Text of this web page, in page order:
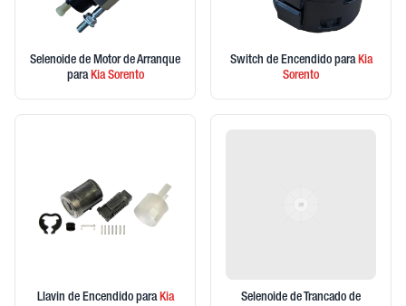
Selenoide de Motor de Arranque
paraKiaSorento
Switch de Encendido paraKia
Sorento
Llavin de Encendido paraKia
Selenoide de Trancado de